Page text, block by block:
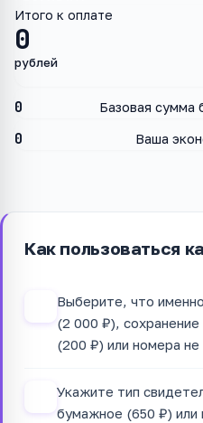
0
Итого к оплате
рублей
0 Базовая сумма
0 Ваша
Как пользоваться
Выберите, что
(2 000 ₽),
(200 ₽) или номера
Укажите тип
бумажное (650 ₽) или